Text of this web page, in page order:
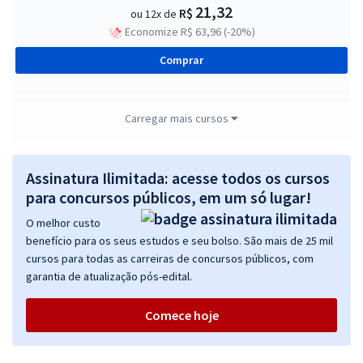
ou 12x de R$ 21,32
Economize R$ 63,96 (-20%)
Comprar
Técnico Administrativo (Pré-edital)
R$ 263,84à vista
ou 12x deR$ 21,99
Economize R$ 65,96 (-20%)
Comprar
CODERN - Companhia Docas do Rio Grande do Norte - Técnico em
Contabilidade (Pré-edital)
Carregar mais cursos
Assinatura Ilimitada: acesse todos os cursos
para concursos públicos, em um só lugar!
O melhor custo
benefício para os seus estudos e seu bolso. São mais de 25 mil
cursos para todas as carreiras de concursos públicos, com
garantia de atualização pós-edital.
Comece hoje